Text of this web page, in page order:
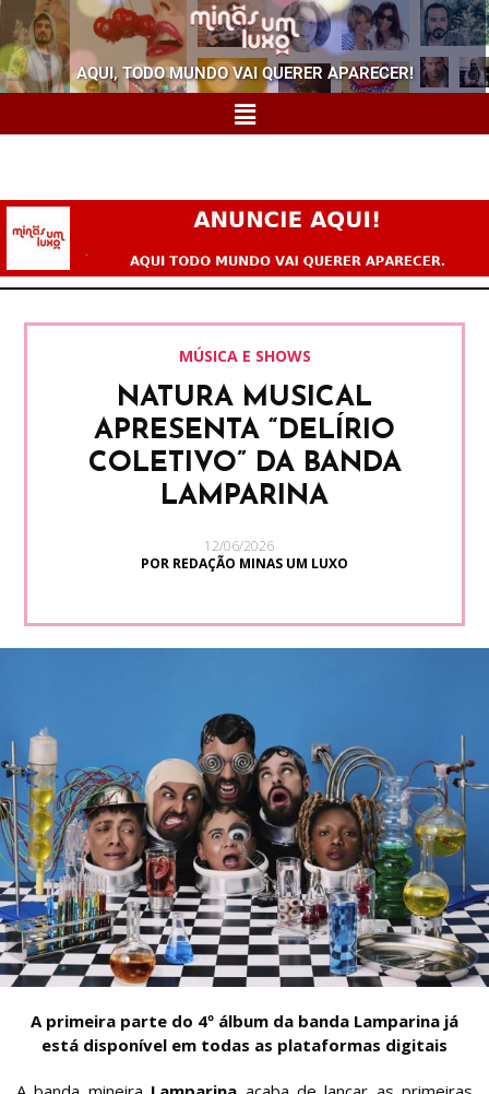
AQUI, TODO MUNDO VAI QUERER APARECER!
MÚSICA E SHOWS
NATURA MUSICAL
APRESENTA “DELÍRIO
COLETIVO” DA BANDA
LAMPARINA
12/06/2026
POR REDAÇÃO MINAS UM LUXO
A primeira parte do 4º álbum da banda Lamparina já
está disponível em todas as plataformas digitais